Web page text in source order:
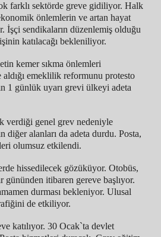
farklı sektörde greve gidiliyor. Halk
önlemlerin ve artan hayat
İşçi sendikaların düzenlemiş olduğu
katılacağı bekleniliyor.
kemer sıkma önlemleri
aldığı emeklilik reformunu protesto
1 günlük uyarı grevi ülkeyi adeta
verdiği genel grev nedeniyle
diğer alanları da adeta durdu. Posta,
olumsuz etkilendi.
hissedilecek gözüküyor. Otobüs,
gününden itibaren gereve başlıyor.
durması bekleniyor. Ulusal
de etkiliyor.
katılıyor. 30 Ocak`ta devlet